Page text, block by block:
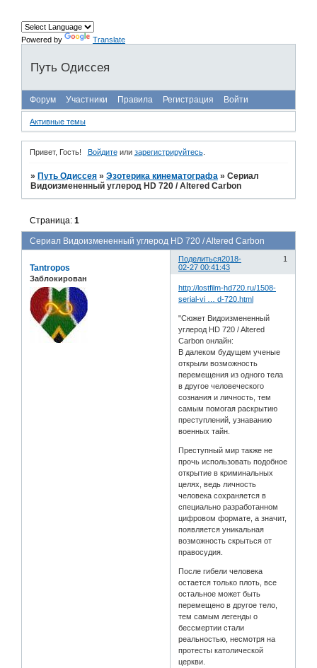
Powered by Translate
Путь Одиссея
Форум Участники Правила Регистрация Войти
Активные темы
Привет, Гость! Войдитеили зарегистрируйтесь.
» Путь Одиссея »Эзотерика кинематографа »Сериал
Видоизмененный углерод HD 720 / Altered Carbon
Сериал Видоизмененный углерод HD 720 / Altered Carbon
Страница:1
Поделиться 1
2018-
02-27 00:41:43
Tantropos
Заблокирован
http://lostfilm-hd720.ru/1508-
serial-vi … d-720.html
"Сюжет Видоизмененный
углерод HD 720 / Altered
Carbon онлайн:
В далеком будущем ученые
открыли возможность
перемещения из одного тела
в другое человеческого
сознания и личность, тем
самым помогая раскрытию
преступлений, узнаванию
военных тайн.
Преступный мир также не
прочь использовать подобное
открытие в криминальных
целях, ведь личность
человека сохраняется в
специально разработанном
цифровом формате, а значит,
появляется уникальная
возможность скрыться от
правосудия.
После гибели человека
остается только плоть, все
остальное может быть
перемещено в другое тело,
тем самым легенды о
бессмертии стали
реальностью, несмотря на
протесты католической
церкви.